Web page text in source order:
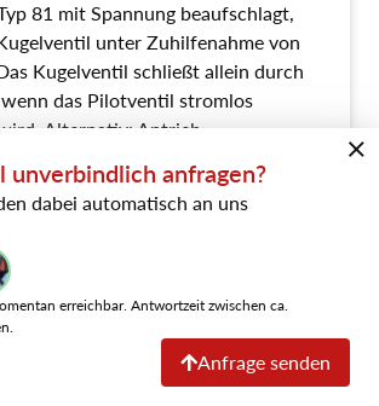
81 mit Spannung beaufschlagt,
unter Zuhilfenahme von
Kugelventil schließt allein durch
das Pilotventil stromlos
Alternativ: Antrieb
Ventil geeignet für LN2 - LOx,
entfettet.
explizit
unverbindlich anfragen?
dabei automatisch an uns
erreichbar. Antwortzeit zwischen ca.
Anfrage senden